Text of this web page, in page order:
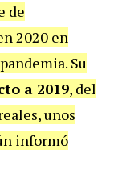
de
2020 en
Su
a 2019, del
unos
informó